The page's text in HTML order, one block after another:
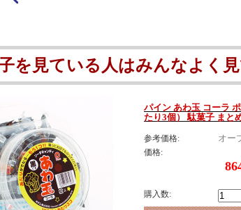
を見ている人はみんなよく
パイン あわ玉 コーラ
たり3個） 駄菓子 まと
参考価格: オー
価格:
購入数: